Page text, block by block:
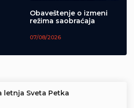
Obaveštenje o izmeni
režima saobraćaja
07/08/2026
letnja Sveta Petka